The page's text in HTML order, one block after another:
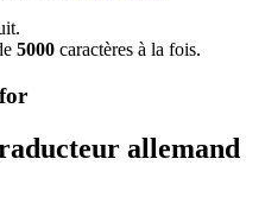
5000 caractères à la fois.
allemand